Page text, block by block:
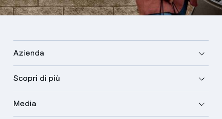
Azienda
Scopri di più
Media